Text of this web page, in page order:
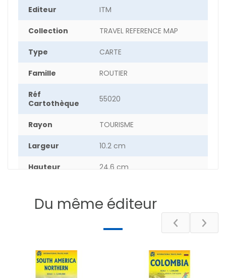
Editeur ITM
Collection TRAVEL REFERENCE MAP
Type CARTE
Famille ROUTIER
Réf
Cartothèque
55020
Rayon TOURISME
Largeur 10.2 cm
Hauteur 24.6 cm
Poids 5.6 g
ALBANIE
Du même éditeur